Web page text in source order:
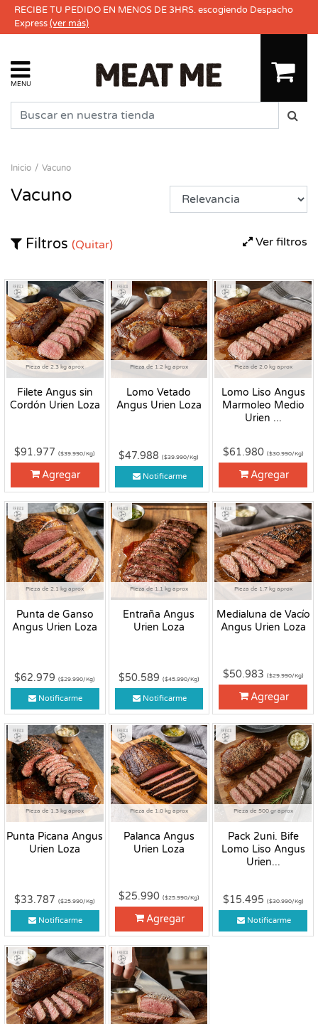
RECIBE TU PEDIDO EN MENOS DE 3HRS. escogiendo Despacho
Express(ver más)
MENU
Inicio Vacuno
Vacuno
Ver filtros
Filtros (Quitar)
Pieza de 2.3 kg aprox
Filete Angus sin
Cordón Urien Loza
Fresco
$91.977($39.990/Kg)
Agregar
Pieza de 1.2 kg aprox
Lomo Vetado
Angus Urien Loza
Fresco
$47.988($39.990/Kg)
Notificarme
Pieza de 2.0 kg aprox
Lomo Liso Angus
Marmoleo Medio
Urien ...
Fresco
$61.980 ($30.990/Kg)
Agregar
Pieza de 2.1 kg aprox
Punta de Ganso
Angus Urien Loza
Fresco
$62.979($29.990/Kg)
Notificarme
Pieza de 1.1 kg aprox
Entraña Angus
Urien Loza
Fresco
$50.589 ($45.990/Kg)
Notificarme
Pieza de 1.7 kg aprox
Medialuna de Vacío
Angus Urien Loza
Fresco
$50.983 ($29.990/Kg)
Agregar
Pieza de 1.3 kg aprox
Punta Picana Angus
Urien Loza
Fresco
$33.787($25.990/Kg)
Notificarme
Pieza de 1.0 kg aprox
Palanca Angus
Urien Loza
Fresco
$25.990 ($25.990/Kg)
Agregar
Pieza de 500 gr aprox
Pack 2uni. Bife
Lomo Liso Angus
Urien...
Fresco
$15.495 ($30.990/Kg)
Notificarme
Fresco Fresco